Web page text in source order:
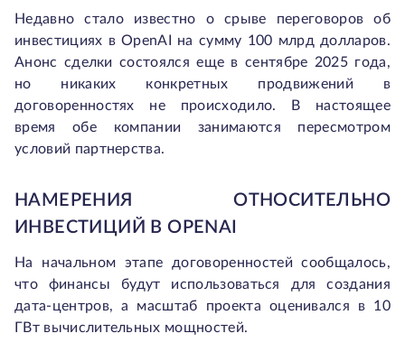
Недавно стало известно о срыве переговоров об
инвестициях в OpenAI на сумму 100 млрд долларов.
Анонс сделки состоялся еще в сентябре 2025 года,
но никаких конкретных продвижений в
договоренностях не происходило. В настоящее
время обе компании занимаются пересмотром
условий партнерства.
НАМЕРЕНИЯ ОТНОСИТЕЛЬНО
ИНВЕСТИЦИЙ В OPENAI
На начальном этапе договоренностей сообщалось,
что финансы будут использоваться для создания
дата-центров, а масштаб проекта оценивался в 10
ГВт вычислительных мощностей.